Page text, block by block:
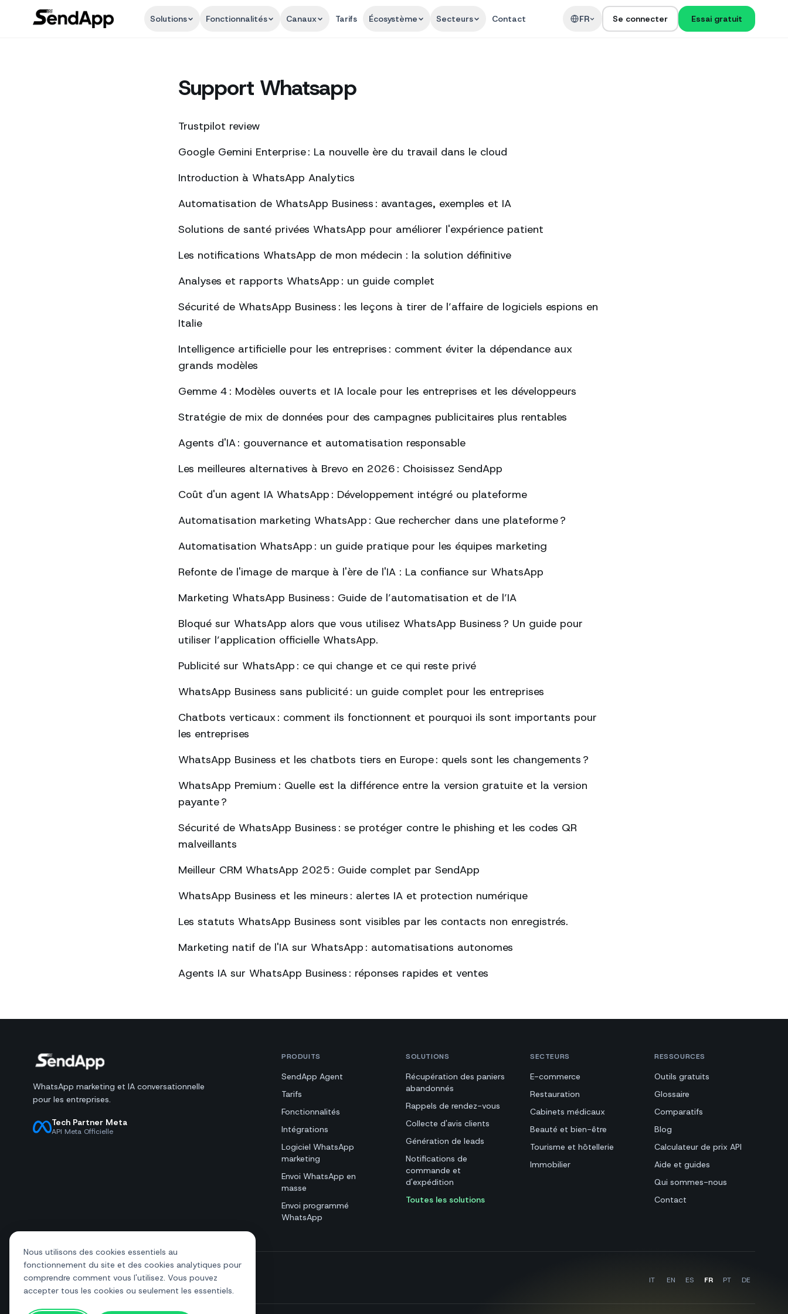
Nous utilisons des cookies essentiels au
fonctionnement du site et des cookies analytiques pour
comprendre comment vous l'utilisez. Vous pouvez
accepter tous les cookies ou seulement les essentiels.
Solutions Fonctionnalités Canaux Tarifs Écosystème Secteurs Contact FR Se connecter Essai gratuit
Support Whatsapp
Trustpilot review
Google Gemini Enterprise : La nouvelle ère du travail dans le cloud
Introduction à WhatsApp Analytics
Automatisation de WhatsApp Business : avantages, exemples et IA
Solutions de santé privées WhatsApp pour améliorer l'expérience patient
Les notifications WhatsApp de mon médecin : la solution définitive
Analyses et rapports WhatsApp : un guide complet
Sécurité de WhatsApp Business : les leçons à tirer de l’affaire de logiciels espions en
Italie
Intelligence artificielle pour les entreprises : comment éviter la dépendance aux
grands modèles
Gemme 4 : Modèles ouverts et IA locale pour les entreprises et les développeurs
Stratégie de mix de données pour des campagnes publicitaires plus rentables
Agents d'IA : gouvernance et automatisation responsable
Les meilleures alternatives à Brevo en 2026 : Choisissez SendApp
Coût d'un agent IA WhatsApp : Développement intégré ou plateforme
Automatisation marketing WhatsApp : Que rechercher dans une plateforme ?
Automatisation WhatsApp : un guide pratique pour les équipes marketing
Refonte de l'image de marque à l'ère de l'IA : La confiance sur WhatsApp
Marketing WhatsApp Business : Guide de l’automatisation et de l’IA
Bloqué sur WhatsApp alors que vous utilisez WhatsApp Business ? Un guide pour
utiliser l’application officielle WhatsApp.
Publicité sur WhatsApp : ce qui change et ce qui reste privé
WhatsApp Business sans publicité : un guide complet pour les entreprises
Chatbots verticaux : comment ils fonctionnent et pourquoi ils sont importants pour
les entreprises
WhatsApp Business et les chatbots tiers en Europe : quels sont les changements ?
WhatsApp Premium : Quelle est la différence entre la version gratuite et la version
payante ?
Sécurité de WhatsApp Business : se protéger contre le phishing et les codes QR
malveillants
Meilleur CRM WhatsApp 2025 : Guide complet par SendApp
WhatsApp Business et les mineurs : alertes IA et protection numérique
Les statuts WhatsApp Business sont visibles par les contacts non enregistrés.
Marketing natif de l'IA sur WhatsApp : automatisations autonomes
Agents IA sur WhatsApp Business : réponses rapides et ventes
WhatsApp marketing et IA conversationnelle
pour les entreprises.
Tech Partner Meta
API Meta Officielle
PRODUITS
SendApp Agent
Tarifs
Fonctionnalités
Intégrations
Logiciel WhatsApp
marketing
Envoi WhatsApp en
masse
Envoi programmé
WhatsApp
SOLUTIONS
Récupération des paniers
abandonnés
Rappels de rendez-vous
Collecte d'avis clients
Génération de leads
Notifications de
commande et
d'expédition
Toutes les solutions
SECTEURS
E-commerce
Restauration
Cabinets médicaux
Beauté et bien-être
Tourisme et hôtellerie
Immobilier
RESSOURCES
Outils gratuits
Glossaire
Comparatifs
Blog
Calculateur de prix API
Aide et guides
Qui sommes-nous
Contact
+39 081 544 7792info@sendapp.live IT EN ES FR PT DE